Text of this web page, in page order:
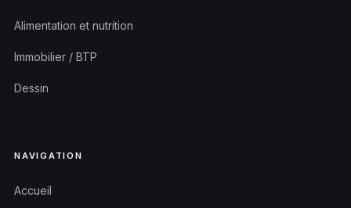
Alimentation et nutrition
Immobilier / BTP
Dessin
NAVIGATION
Accueil